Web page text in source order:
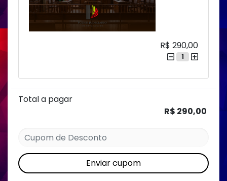
R$ 290,00
1
Total a pagar
R$ 290,00
Enviar cupom